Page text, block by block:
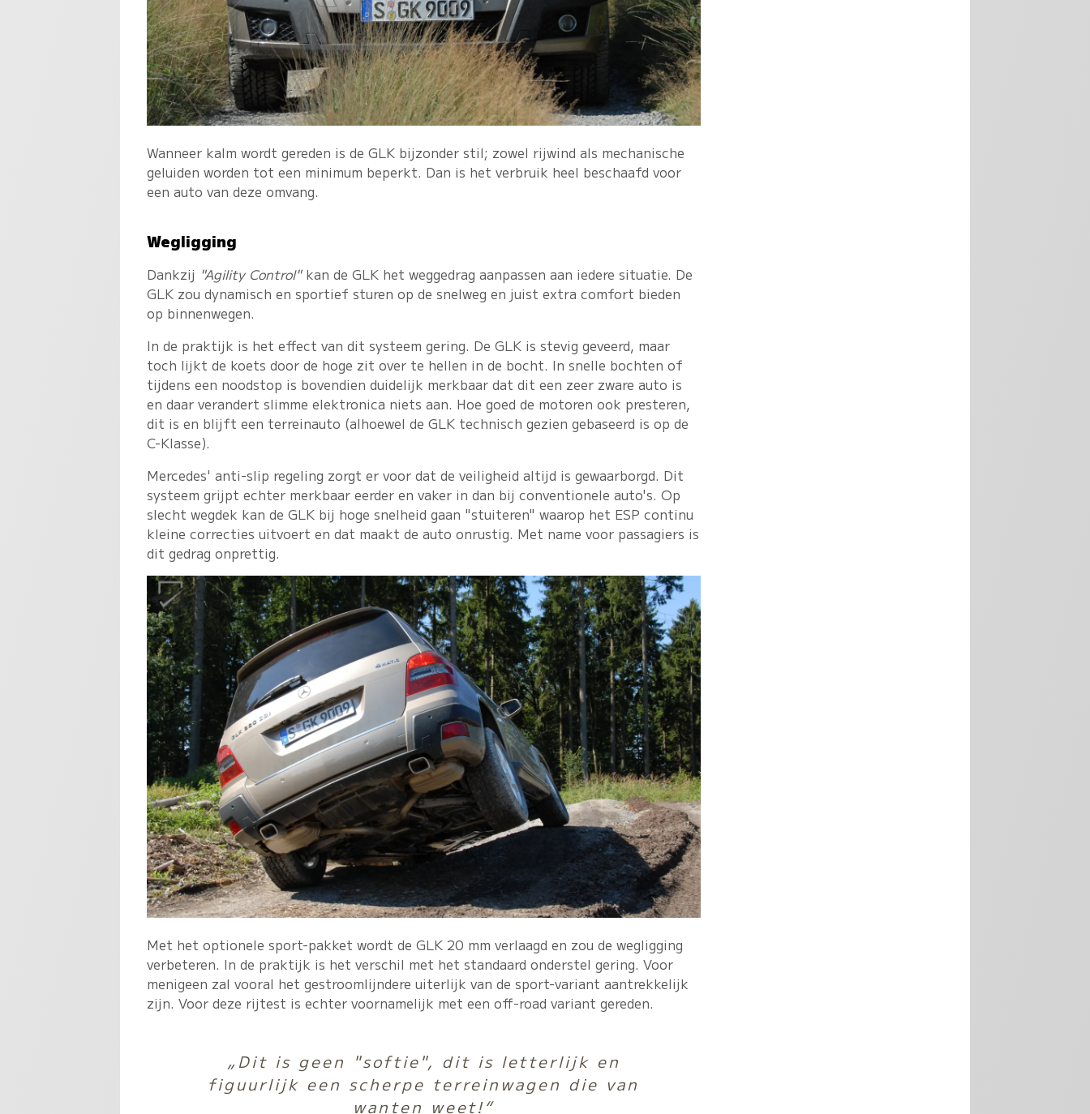
Wanneer kalm wordt gereden is de GLK bijzonder stil; zowel rijwind als mechanische
geluiden worden tot een minimum beperkt. Dan is het verbruik heel beschaafd voor
een auto van deze omvang.
Wegligging
Dankzij "Agility Control"kan de GLK het weggedrag aanpassen aan iedere situatie. De
GLK zou dynamisch en sportief sturen op de snelweg en juist extra comfort bieden
op binnenwegen.
In de praktijk is het effect van dit systeem gering. De GLK is stevig geveerd, maar
toch lijkt de koets door de hoge zit over te hellen in de bocht. In snelle bochten of
tijdens een noodstop is bovendien duidelijk merkbaar dat dit een zeer zware auto is
en daar verandert slimme elektronica niets aan. Hoe goed de motoren ook presteren,
dit is en blijft een terreinauto (alhoewel de GLK technisch gezien gebaseerd is op de
C-Klasse).
Mercedes' anti-slip regeling zorgt er voor dat de veiligheid altijd is gewaarborgd. Dit
systeem grijpt echter merkbaar eerder en vaker in dan bij conventionele auto's. Op
slecht wegdek kan de GLK bij hoge snelheid gaan "stuiteren" waarop het ESP continu
kleine correcties uitvoert en dat maakt de auto onrustig. Met name voor passagiers is
dit gedrag onprettig.
Met het optionele sport-pakket wordt de GLK 20 mm verlaagd en zou de wegligging
verbeteren. In de praktijk is het verschil met het standaard onderstel gering. Voor
menigeen zal vooral het gestroomlijndere uiterlijk van de sport-variant aantrekkelijk
zijn. Voor deze rijtest is echter voornamelijk met een off-road variant gereden.
„Dit is geen "softie", dit is letterlijk en
figuurlijk een scherpe terreinwagen die van
wanten weet!“